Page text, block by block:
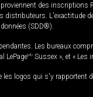
des inscriptions
distributeurs. L'exactitude
(SDD®).
Les bureaux
LePageMD Sussex », et « Les
logos qui s'y rapportent